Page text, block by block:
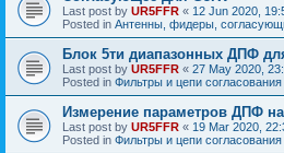
Last post by UR5FFR « 12 Jun 2020,
Posted in Антенны, фидеры,
Блок 5ти диапазонных ДПФ
Last post by UR5FFR « 27 May 2020,
Posted in Фильтры и цепи
Измерение параметров ДПФ
Last post by UR5FFR « 19 Mar 2020,
Posted in Фильтры и цепи